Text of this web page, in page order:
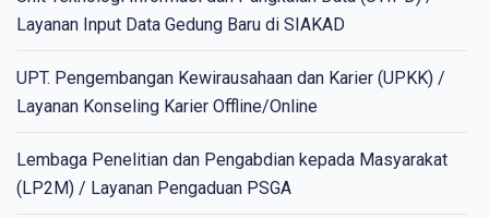
Layanan Input Data Gedung Baru di SIAKAD
UPT. Pengembangan Kewirausahaan dan Karier (UPKK) /
Layanan Konseling Karier Offline/Online
Lembaga Penelitian dan Pengabdian kepada Masyarakat
(LP2M) / Layanan Pengaduan PSGA